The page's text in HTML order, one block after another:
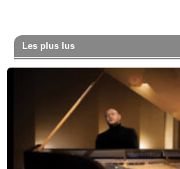
Les plus lus